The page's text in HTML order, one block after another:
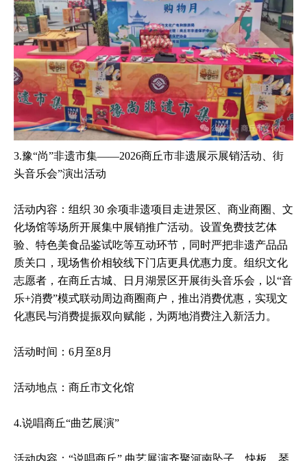
3.豫“尚”非遗市集——2026商丘市非遗展示展销活动、街
头音乐会”演出活动
活动内容：组织 30 余项非遗项目走进景区、商业商圈、文
化场馆等场所开展集中展销推广活动。设置免费技艺体
验、特色美食品鉴试吃等互动环节，同时严把非遗产品品
质关口，现场售价相较线下门店更具优惠力度。组织文化
志愿者，在商丘古城、日月湖景区开展街头音乐会，以“音
乐+消费”模式联动周边商圈商户，推出消费优惠，实现文
化惠民与消费提振双向赋能，为两地消费注入新活力。
活动时间：6月至8月
活动地点：商丘市文化馆
4.说唱商丘“曲艺展演”